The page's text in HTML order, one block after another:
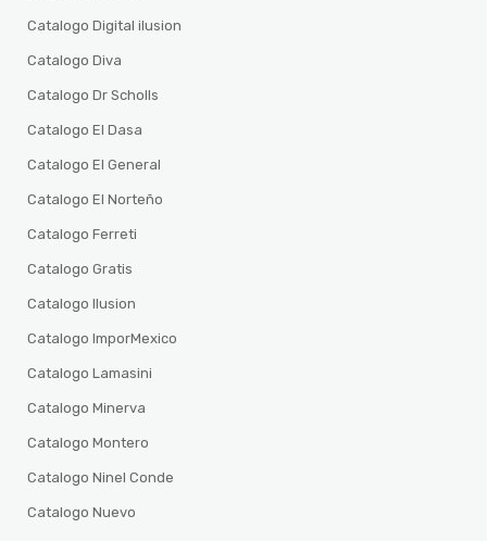
Catalogo Digital ilusion
Catalogo Diva
Catalogo Dr Scholls
Catalogo El Dasa
Catalogo El General
Catalogo El Norteño
Catalogo Ferreti
Catalogo Gratis
Catalogo Ilusion
Catalogo ImporMexico
Catalogo Lamasini
Catalogo Minerva
Catalogo Montero
Catalogo Ninel Conde
Catalogo Nuevo